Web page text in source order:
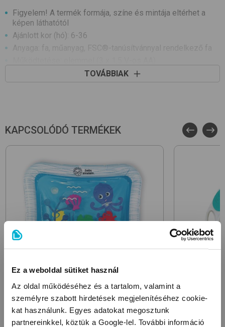
Ez a weboldal sütiket használ
Az oldal működéséhez és a tartalom, valamint a
személyre szabott hirdetések megjelenítéséhez cookie-
kat használunk. Egyes adatokat megosztunk
partnereinkkel, köztük a Google-lel. További információ
Figyelem! A termék formája, színe és mintája eltérhet a
képen láthatótól
Ajánlott kor (hó): 6-36
Fejleszti: motoros készséget, zenei készséget, hallást,
ok-okozat megértését
Dallamok száma: 6
Elemet tartalmaz: rövid élettartamú próbaelemet
TOVÁBBIAK
KAPCSOLÓDÓ TERMÉKEK
BABY EINSTEIN
Water Mat Blue vizes játszószőnyeg
Grip & Spin